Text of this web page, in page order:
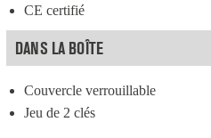
CE certifié
DANS LA BOÎTE
Couvercle verrouillable
Jeu de 2 clés